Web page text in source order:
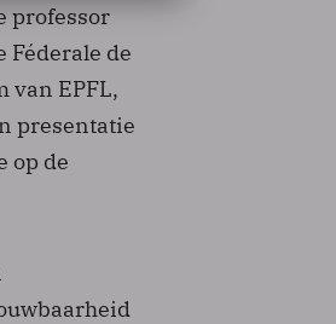
professor
Féderale de
van EPFL,
presentatie
op de